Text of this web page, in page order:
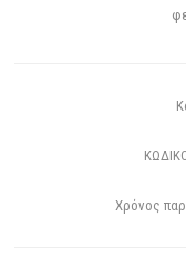
Χρόνος